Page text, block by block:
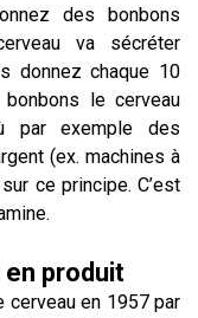
des bonbons
va sécréter
donnez chaque 10
le cerveau
par exemple des
(ex. machines à
ce principe. C’est
en produit
cerveau en 1957 par